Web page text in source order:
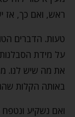
ראש, ואם כך, אז
טעות. הדברים
על מידת
את מה שיש לנו.
באותה הקלות
ואם נשקיע